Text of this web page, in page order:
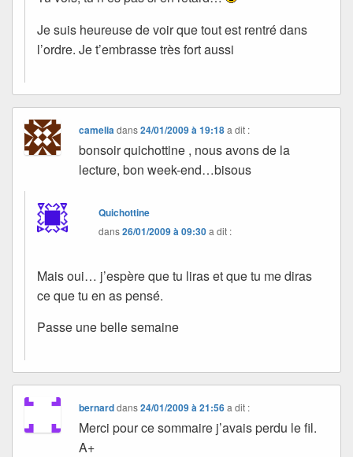
Je suis heureuse de voir que tout est rentré dans
l’ordre. Je t’embrasse très fort aussi
camelia dans24/01/2009 à 19:18 a dit :
bonsoir quichottine , nous avons de la
lecture, bon week-end…bisous
Quichottine
dans26/01/2009 à 09:30a dit :
Mais oui… j’espère que tu liras et que tu me diras
ce que tu en as pensé.
Passe une belle semaine
bernarddans24/01/2009 à 21:56 a dit :
Merci pour ce sommaire j’avais perdu le fil.
A+